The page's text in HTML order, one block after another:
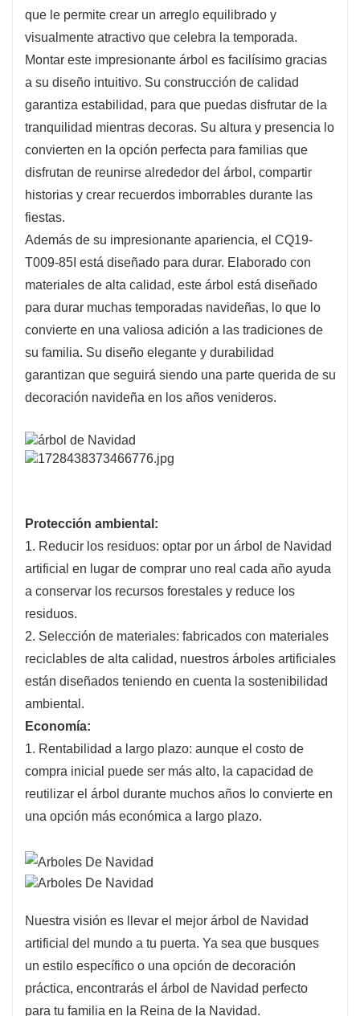
que le permite crear un arreglo equilibrado y
visualmente atractivo que celebra la temporada.
Montar este impresionante árbol es facilísimo gracias
a su diseño intuitivo. Su construcción de calidad
garantiza estabilidad, para que puedas disfrutar de la
tranquilidad mientras decoras. Su altura y presencia lo
convierten en la opción perfecta para familias que
disfrutan de reunirse alrededor del árbol, compartir
historias y crear recuerdos imborrables durante las
fiestas.
Además de su impresionante apariencia, el CQ19-
T009-85I está diseñado para durar. Elaborado con
materiales de alta calidad, este árbol está diseñado
para durar muchas temporadas navideñas, lo que lo
convierte en una valiosa adición a las tradiciones de
su familia. Su diseño elegante y durabilidad
garantizan que seguirá siendo una parte querida de su
decoración navideña en los años venideros.
Protección ambiental:
1. Reducir los residuos: optar por un árbol de Navidad
artificial en lugar de comprar uno real cada año ayuda
a conservar los recursos forestales y reduce los
residuos.
2. Selección de materiales: fabricados con materiales
reciclables de alta calidad, nuestros árboles artificiales
están diseñados teniendo en cuenta la sostenibilidad
ambiental.
Economía:
1. Rentabilidad a largo plazo: aunque el costo de
compra inicial puede ser más alto, la capacidad de
reutilizar el árbol durante muchos años lo convierte en
una opción más económica a largo plazo.
Nuestra visión es llevar el mejor árbol de Navidad
artificial del mundo a tu puerta. Ya sea que busques
un estilo específico o una opción de decoración
práctica, encontrarás el árbol de Navidad perfecto
para tu familia en la Reina de la Navidad.